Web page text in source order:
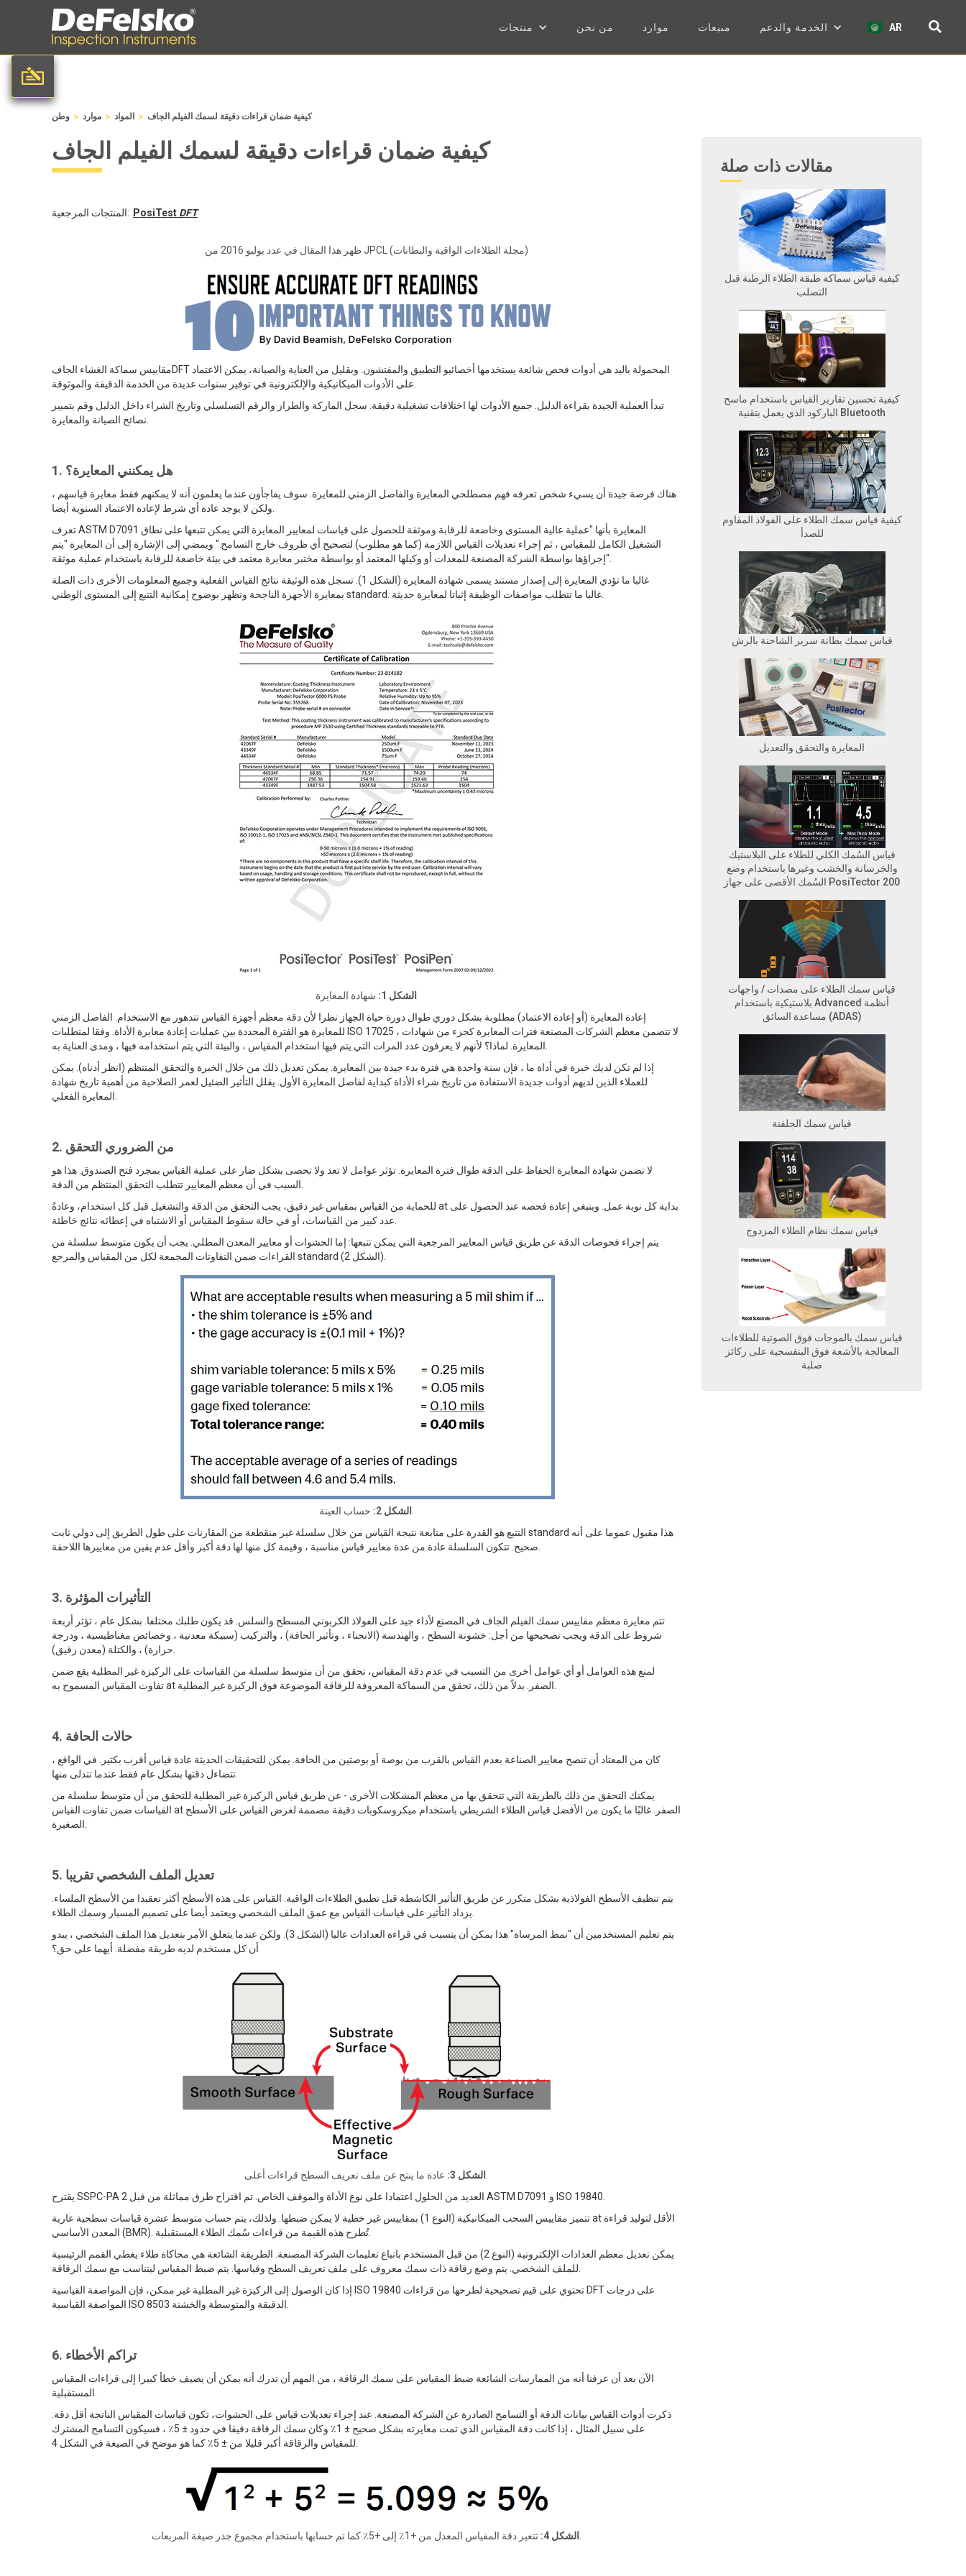
منتجات من نحن موارد مبيعات الخدمة والدعم AR
وطن > موارد > المواد > كيفية ضمان قراءات دقيقة لسمك الفيلم الجاف
كيفية ضمان قراءات دقيقة لسمك الفيلم الجاف
المنتجات المرجعية: PosiTest DFT
ظهر هذا المقال في عدد يوليو 2016 من JPCL (مجلة الطلاءات الواقية والبطانات)
مقاييس سماكة الغشاء الجافDFT المحمولة باليد هي أدوات فحص شائعة يستخدمها أخصائيو التطبيق والمفتشون. وبقليل من العناية والصيانة، يمكن الاعتماد
تبدأ العملية الجيدة بقراءة الدليل. جميع الأدوات لها اختلافات تشغيلية دقيقة. سجل الماركة والطراز والرقم التسلسلي وتاريخ الشراء داخل الدليل وقم بتمييز
1. هل يمكنني المعايرة؟
هناك فرصة جيدة أن يسيء شخص تعرفه فهم مصطلحي المعايرة والفاصل الزمني للمعايرة. سوف يفاجأون عندما يعلمون أنه لا يمكنهم فقط معايرة قياسهم ،
تعرف ASTM D7091 المعايرة بأنها "عملية عالية المستوى وخاضعة للرقابة وموثقة للحصول على قياسات لمعايير المعايرة التي يمكن تتبعها على نطاق
التشغيل الكامل للمقياس ، ثم إجراء تعديلات القياس اللازمة (كما هو مطلوب) لتصحيح أي ظروف خارج التسامح." ويمضي إلى الإشارة إلى أن المعايرة "يتم
إجراؤها بواسطة الشركة المصنعة للمعدات أو وكيلها المعتمد أو بواسطة مختبر معايرة معتمد في بيئة خاضعة للرقابة باستخدام عملية موثقة".
غالبا ما تؤدي المعايرة إلى إصدار مستند يسمى شهادة المعايرة (الشكل 1). تسجل هذه الوثيقة نتائج القياس الفعلية وجميع المعلومات الأخرى ذات الصلة
الشكل 1:
شهادة المعايرة
إعادة المعايرة (أو إعادة الاعتماد) مطلوبة بشكل دوري طوال دورة حياة الجهاز نظرا لأن دقة معظم أجهزة القياس تتدهور مع الاستخدام. الفاصل الزمني
للمعايرة هو الفترة المحددة بين عمليات إعادة معايرة الأداة. وفقا لمتطلبات ISO 17025 ، لا تتضمن معظم الشركات المصنعة فترات المعايرة كجزء من شهادات
إذا لم تكن لديك خبرة في أداة ما ، فإن سنة واحدة هي فترة بدء جيدة بين المعايرة. يمكن تعديل ذلك من خلال الخبرة والتحقق المنتظم (انظر أدناه). يمكن
للعملاء الذين لديهم أدوات جديدة الاستفادة من تاريخ شراء الأداة كبداية لفاصل المعايرة الأول. يقلل التأثير الضئيل لعمر الصلاحية من أهمية تاريخ شهادة
2. من الضروري التحقق
لا تضمن شهادة المعايرة الحفاظ على الدقة طوال فترة المعايرة. تؤثر عوامل لا تعد ولا تحصى بشكل ضار على عملية القياس بمجرد فتح الصندوق. هذا هو
للحماية من القياس بمقياس غير دقيق، يجب التحقق من الدقة والتشغيل قبل كل استخدام، وعادةً at بداية كل نوبة عمل. وينبغي إعادة فحصه عند الحصول على
يتم إجراء فحوصات الدقة عن طريق قياس المعايير المرجعية التي يمكن تتبعها: إما الحشوات أو معايير المعدن المطلي. يجب أن يكون متوسط سلسلة من
القراءات ضمن التفاوتات المجمعة لكل من المقياس والمرجع standard (الشكل 2).
الشكل 2:
التتبع هو القدرة على متابعة نتيجة القياس من خلال سلسلة غير منقطعة من المقارنات على طول الطريق إلى دولي ثابت standard هذا مقبول عموما على أنه
3. التأثيرات المؤثرة
تتم معايرة معظم مقاييس سمك الفيلم الجاف في المصنع لأداء جيد على الفولاذ الكربوني المسطح والسلس. قد يكون طلبك مختلفا. بشكل عام ، تؤثر أربعة
شروط على الدقة ويجب تصحيحها من أجل: خشونة السطح ، والهندسة (الانحناء ، وتأثير الحافة) ، والتركيب (سبيكة معدنية ، وخصائص مغناطيسية ، ودرجة
لمنع هذه العوامل أو أي عوامل أخرى من التسبب في عدم دقة المقياس، تحقق من أن متوسط سلسلة من القياسات على الركيزة غير المطلية يقع ضمن
4. حالات الحافة
كان من المعتاد أن تنصح معايير الصناعة بعدم القياس بالقرب من بوصة أو بوصتين من الحافة. يمكن للتحقيقات الحديثة عادة قياس أقرب بكثير. في الواقع ،
يمكنك التحقق من ذلك بالطريقة التي تتحقق بها من معظم المشكلات الأخرى - عن طريق قياس الركيزة غير المطلية للتحقق من أن متوسط سلسلة من
القياسات ضمن تفاوت القياس at الصفر. غالبًا ما يكون من الأفضل قياس الطلاء الشريطي باستخدام ميكروسكوبات دقيقة مصممة لغرض القياس على الأسطح
5. تعديل الملف الشخصي تقريبا
يتم تنظيف الأسطح الفولاذية بشكل متكرر عن طريق التأثير الكاشطة قبل تطبيق الطلاءات الواقية. القياس على هذه الأسطح أكثر تعقيدا من الأسطح الملساء.
يتم تعليم المستخدمين أن "نمط المرساة" هذا يمكن أن يتسبب في قراءة العدادات عاليا (الشكل 3). ولكن عندما يتعلق الأمر بتعديل هذا الملف الشخصي ، يبدو
أن كل مستخدم لديه طريقة مفضلة. أيهما على حق؟
الشكل 3:
يقترح SSPC-PA 2 العديد من الحلول اعتمادا على نوع الأداة والموقف الخاص. تم اقتراح طرق مماثلة من قبل ASTM D7091 و ISO 19840.
تتميز مقاييس السحب الميكانيكية (النوع 1) بمقاييس غير خطية لا يمكن ضبطها. ولذلك، يتم حساب متوسط عشرة قياسات سطحية عارية at الأقل لتوليد قراءة
المعدن الأساسي (BMR). تُطرح هذه القيمة من قراءات سُمك الطلاء المستقبلية.
يمكن تعديل معظم العدادات الإلكترونية (النوع 2) من قبل المستخدم باتباع تعليمات الشركة المصنعة. الطريقة الشائعة هي محاكاة طلاء يغطي القمم الرئيسية
إذا كان الوصول إلى الركيزة غير المطلية غير ممكن، فإن المواصفة القياسية ISO 19840 تحتوي على قيم تصحيحية لطرحها من قراءات DFT على درجات
6. تراكم الأخطاء
الآن بعد أن عرفنا أنه من الممارسات الشائعة ضبط المقياس على سمك الرقاقة ، من المهم أن تدرك أنه يمكن أن يضيف خطأ كبيرا إلى قراءات المقياس
ذكرت أدوات القياس بيانات الدقة أو التسامح الصادرة عن الشركة المصنعة. عند إجراء تعديلات قياس على الحشوات، تكون قياسات المقياس الناتجة أقل دقة.
على سبيل المثال ، إذا كانت دقة المقياس الذي تمت معايرته بشكل صحيح ± 1٪ وكان سمك الرقاقة دقيقا في حدود ± 5٪ ، فسيكون التسامح المشترك
الشكل 4:
مقالات ذات صلة
كيفية قياس سماكة طبقة الطلاء الرطبة قبل
التصلب
كيفية تحسين تقارير القياس باستخدام ماسح
الباركود الذي يعمل بتقنية Bluetooth
كيفية قياس سمك الطلاء على الفولاذ المقاوم
للصدأ
قياس سمك بطانة سرير الشاحنة بالرش
المعايرة والتحقق والتعديل
قياس السُمك الكلي للطلاء على البلاستيك
والخرسانة والخشب وغيرها باستخدام وضع
السُمك الأقصى على جهاز PosiTector 200
قياس سمك الطلاء على مصدات / واجهات
بلاستيكية باستخدام Advanced أنظمة
مساعدة السائق (ADAS)
قياس سمك الجلفنة
قياس سمك نظام الطلاء المزدوج
قياس سمك بالموجات فوق الصوتية للطلاءات
المعالجة بالأشعة فوق البنفسجية على ركائز
صلبة